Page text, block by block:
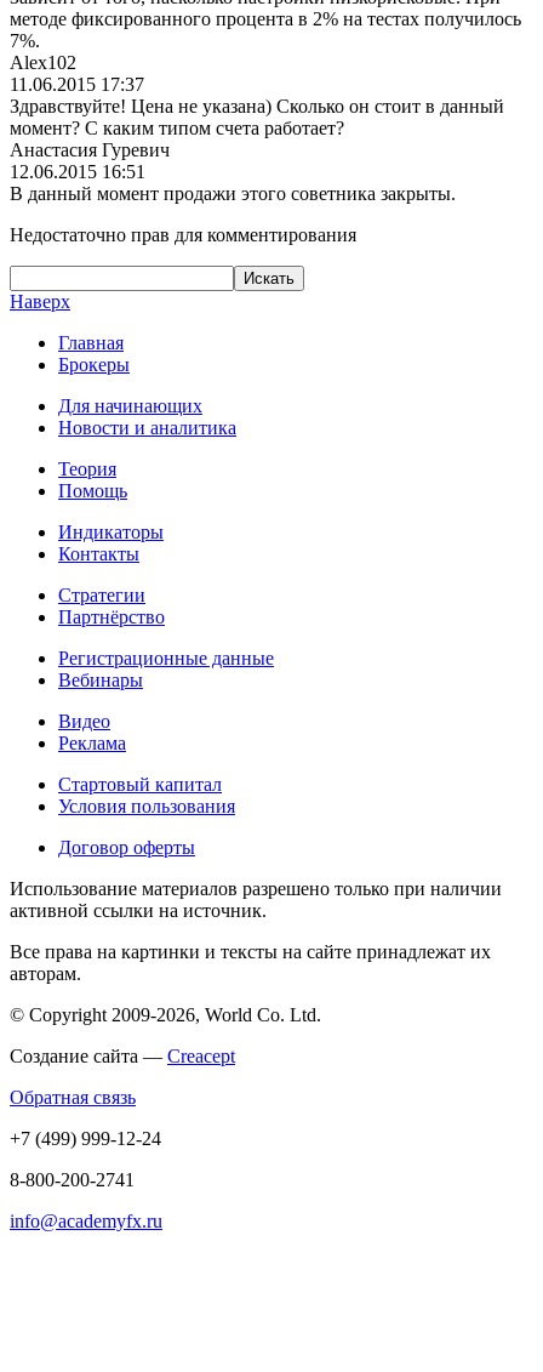
методе фиксированного процента в 2% на тестах получилось
7%.
Alex102
11.06.2015 17:37
Здравствуйте! Цена не указана) Сколько он стоит в данный
момент? С каким типом счета работает?
Анастасия Гуревич
12.06.2015 16:51
В данный момент продажи этого советника закрыты.
Недостаточно прав для комментирования
Наверх
Главная
Брокеры
Для начинающих
Новости и аналитика
Теория
Помощь
Индикаторы
Контакты
Стратегии
Партнёрство
Регистрационные данные
Вебинары
Видео
Реклама
Стартовый капитал
Условия пользования
Договор оферты
Использование материалов разрешено только при наличии
активной ссылки на источник.
Все права на картинки и тексты на сайте принадлежат их
авторам.
© Copyright 2009-2026, World Co. Ltd.
Создание сайта — Creacept
Обратная связь
+7 (499) 999-12-24
8-800-200-2741
info@academyfx.ru